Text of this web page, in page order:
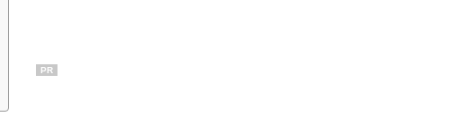
PR